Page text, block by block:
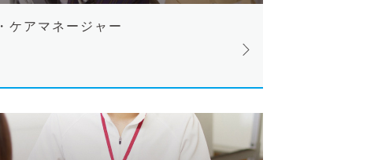
・ケアマネージャー